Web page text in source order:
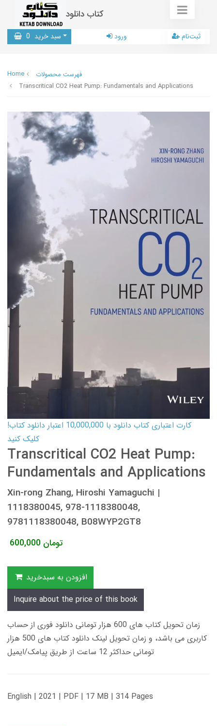
کتاب دانلود
سبد خرید 0 ورود ثبت‌نام
Home
فهرست محصولات
Transcritical CO2 Heat Pump: Fundamentals and Applications
کارت اعتباری کتاب دانلود با 10,000,000 اعتبار دانلود کتاب!
کلیک کنید
Transcritical CO2 Heat Pump:
Fundamentals and Applications
Xin-rong Zhang, Hiroshi Yamaguchi |
1118380045, 978-1118380048,
9781118380048, B08WYP2GT8
600,000 تومان
افزودن به سبدخرید
Inquire about the price of this book
زمان تحویل کتاب های 600 هزار تومانی دانلود فوری از حساب
کاربری می باشد، و زمان تحویل لینک دانلود کتاب های 500 هزار
تومانی حداکثر 12 ساعت از طریق پیامک/ایمیل
English | 2021 | PDF | 17 MB | 314 Pages